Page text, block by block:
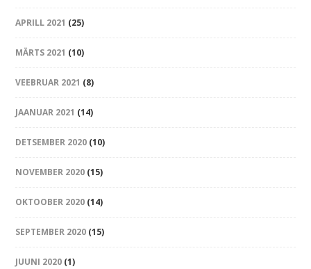
APRILL 2021 (25)
MÄRTS 2021 (10)
VEEBRUAR 2021 (8)
JAANUAR 2021 (14)
DETSEMBER 2020 (10)
NOVEMBER 2020 (15)
OKTOOBER 2020 (14)
SEPTEMBER 2020 (15)
JUUNI 2020 (1)